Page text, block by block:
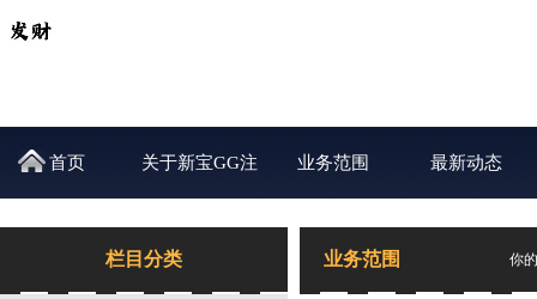
首页 关于新宝GG注 业务范围 最新动态
栏目分类 业务范围 你